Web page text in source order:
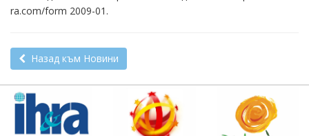
ra.com/form 2009-01.
Назад към Новини